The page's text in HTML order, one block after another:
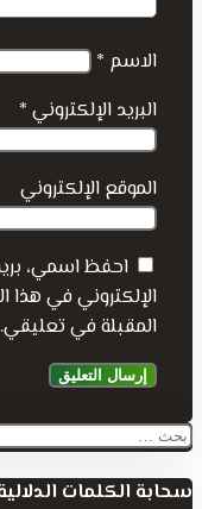
الاسم *
البريد الإلكتروني *
الموقع الإلكتروني
احفظ اسمي،
الإلكتروني في هذا
المقبلة في تعليقي.
إرسال التعليق
البحث
سحابة الكلمات